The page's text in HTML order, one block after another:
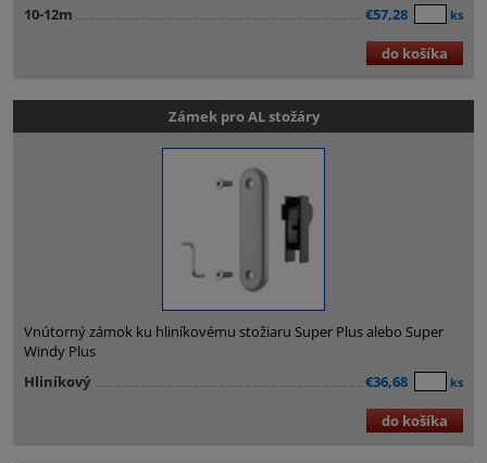
10-12m €57,28 ks
do košíka
Zámek pro AL stožáry
Vnútorný zámok ku hliníkovému stožiaru Super Plus alebo Super
Windy Plus
Hliníkový
€36,68 ks
do košíka